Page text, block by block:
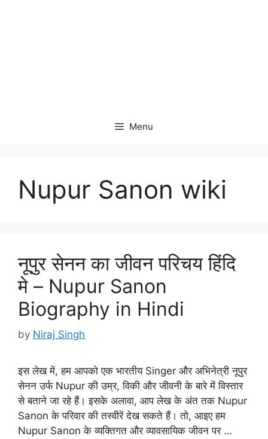
Menu
Nupur Sanon wiki
नूपुर सेनन का जीवन परिचय हिंदि
मे – Nupur Sanon
Biography in Hindi
by Niraj Singh
इस लेख में, हम आपको एक भारतीय Singer और अभिनेत्री नूपुर
सेनन उर्फ Nupur की उम्र, विकी और जीवनी के बारे में विस्तार
से बताने जा रहे हैं। इसके अलावा, आप लेख के अंत तक Nupur
Sanon के परिवार की तस्वीरें देख सकते हैं। तो, आइए हम
Nupur Sanon के व्यक्तिगत और व्यावसायिक जीवन पर …